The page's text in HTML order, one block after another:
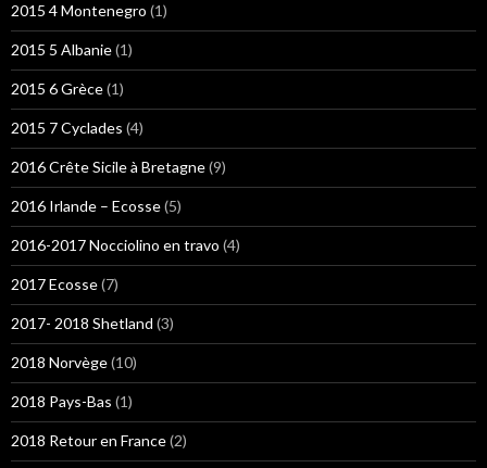
2015 4 Montenegro (1)
2015 5 Albanie(1)
2015 6 Grèce(1)
2015 7 Cyclades (4)
2016 Crête Sicile à Bretagne(9)
2016 Irlande – Ecosse(5)
2016-2017 Nocciolino en travo (4)
2017 Ecosse(7)
2017- 2018 Shetland (3)
2018 Norvège(10)
2018 Pays-Bas (1)
2018 Retour en France(2)